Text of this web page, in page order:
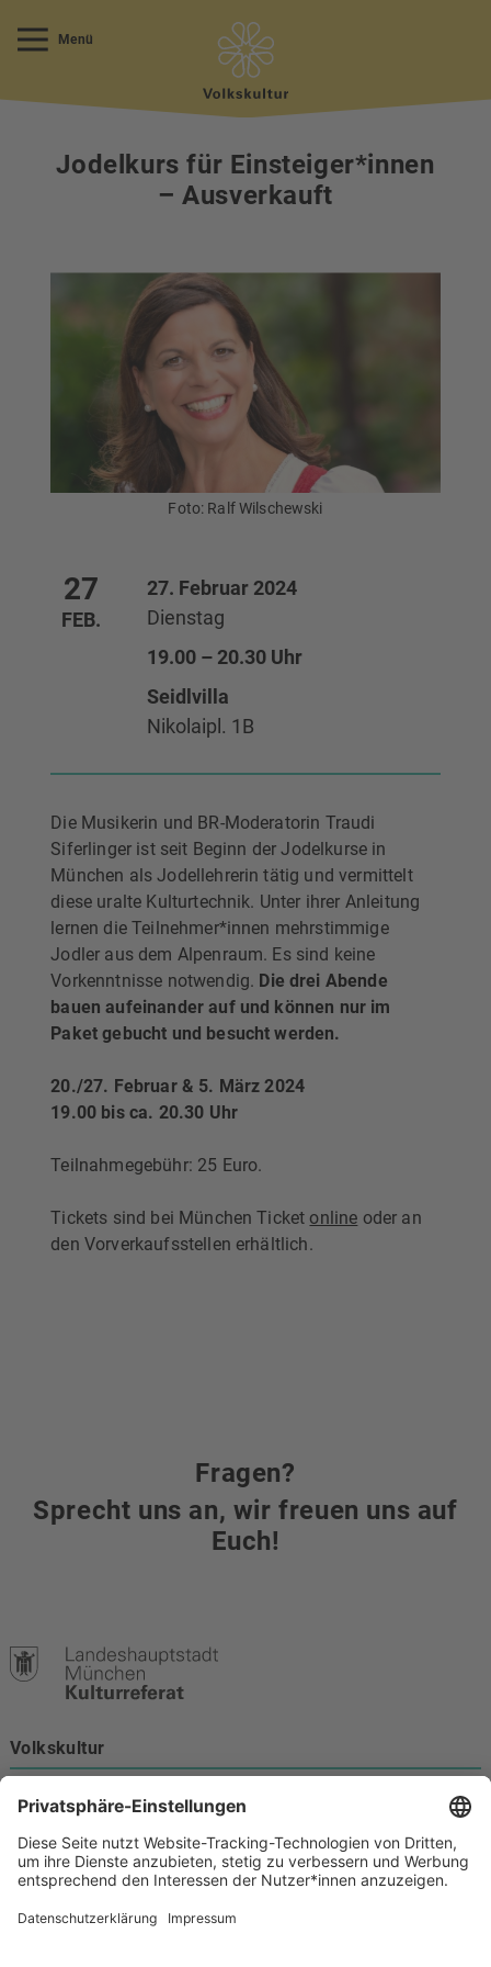
Menü
Jodelkurs für Einsteiger*innen
– Ausverkauft
Foto: Ralf Wilschewski
27
FEB.
27. Februar 2024
Dienstag
19.00 – 20.30 Uhr
Seidlvilla
Nikolaipl. 1B
Die Musikerin und BR-Moderatorin Traudi
Siferlinger ist seit Beginn der Jodelkurse in
München als Jodellehrerin tätig und vermittelt
diese uralte Kulturtechnik. Unter ihrer Anleitung
lernen die Teilnehmer*innen mehrstimmige
Jodler aus dem Alpenraum. Es sind keine
Vorkenntnisse notwendig. Die drei Abende
bauen aufeinander auf und können nur im
Paket gebucht und besucht werden.
20./27. Februar & 5. März 2024
19.00 bis ca. 20.30 Uhr
Teilnahmegebühr: 25 Euro.
Tickets sind bei München Ticket online oder an
den Vorverkaufsstellen erhältlich.
Fragen?
Sprecht uns an, wir freuen uns auf
Euch!
Volkskultur
80331 München
Kontakt
089 233-21172
volkskultur@muenchen.de